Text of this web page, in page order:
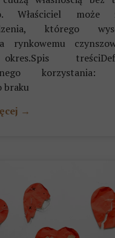
Właściciel może
którego
rynkowemu
korzystania:
braku
→